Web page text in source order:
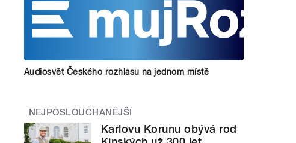
Audiosvět Českého rozhlasu na jednom místě
NEJPOSLOUCHANĚJŠÍ
Karlovu Korunu obývá rod